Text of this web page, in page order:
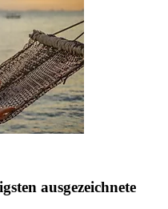
ausgezeichnete